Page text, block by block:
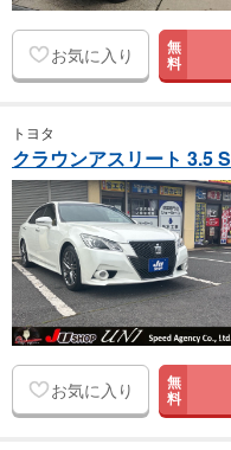
お気に入り 無
料
トヨタ
クラウンアスリート 3.5 S
お気に入り 無
料